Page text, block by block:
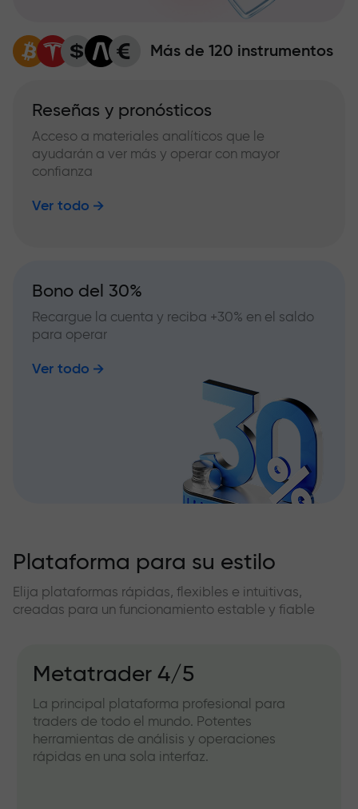
Más de 120 instrumentos
Reseñas y pronósticos
Acceso a materiales analíticos que le
ayudarán a ver más y operar con mayor
confianza
Ver todo
Bono del 30%
Recargue la cuenta y reciba +30% en el saldo
para operar
Ver todo
Plataforma para su estilo
Elija plataformas rápidas, flexibles e intuitivas,
creadas para un funcionamiento estable y fiable
Metatrader 4/5
La principal plataforma profesional para
traders de todo el mundo. Potentes
herramientas de análisis y operaciones
rápidas en una sola interfaz.